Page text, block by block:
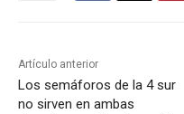
Artículo anterior
Los semáforos de la 4 sur
no sirven en ambas